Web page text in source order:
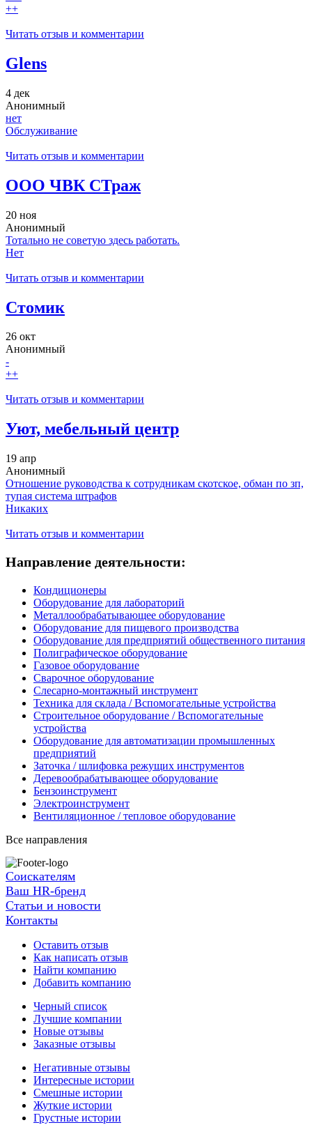
++
Читать отзыв и комментарии
Glens
4 дек
Анонимный
нет
Обслуживание
Читать отзыв и комментарии
ООО ЧВК СТраж
20 ноя
Анонимный
Тотально не советую здесь работать.
Нет
Читать отзыв и комментарии
Стомик
26 окт
Анонимный
-
++
Читать отзыв и комментарии
Уют, мебельный центр
19 апр
Анонимный
Отношение руководства к сотрудникам скотское, обман по зп,
тупая система штрафов
Никаких
Читать отзыв и комментарии
Направление деятельности:
Кондиционеры
Оборудование для лабораторий
Металлообрабатывающее оборудование
Оборудование для пищевого производства
Оборудование для предприятий общественного питания
Полиграфическое оборудование
Газовое оборудование
Сварочное оборудование
Слесарно-монтажный инструмент
Техника для склада / Вспомогательные устройства
Строительное оборудование / Вспомогательные
устройства
Оборудование для автоматизации промышленных
предприятий
Заточка / шлифовка режущих инструментов
Деревообрабатывающее оборудование
Бензоинструмент
Электроинструмент
Вентиляционное / тепловое оборудование
Все направления
Соискателям
Ваш HR-бренд
Статьи и новости
Контакты
Оставить отзыв
Как написать отзыв
Найти компанию
Добавить компанию
Черный список
Лучшие компании
Новые отзывы
Заказные отзывы
Негативные отзывы
Интересные истории
Смешные истории
Жуткие истории
Грустные истории